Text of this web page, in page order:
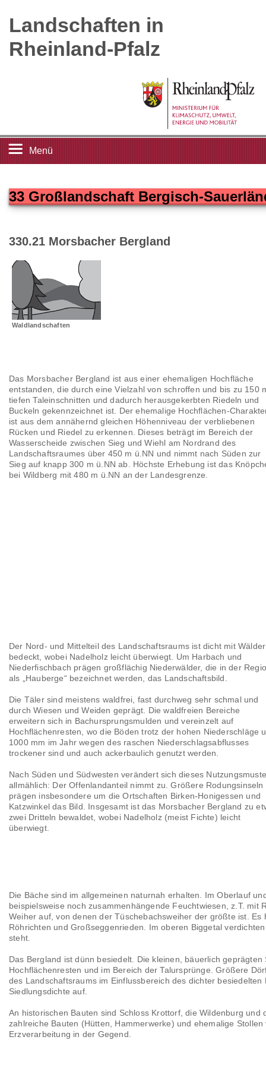
Landschaften in
Rheinland-Pfalz
Menü
Landschaftsleitbilder
Großlandschaften
Landschaftsräume
Glossar
33 Großlandschaft Bergisch-
330.21 Morsbacher Bergland
Waldlandschaften
Das Morsbacher Bergland ist aus einer ehemaligen Hochfläche
entstanden, die durch eine Vielzahl von schroffen und bis zu 150
tiefen Taleinschnitten und dadurch herausgekerbten Riedeln und
Buckeln gekennzeichnet ist. Der ehemalige Hochflächen-
ist aus dem annähernd gleichen Höhenniveau der verbliebenen
Rücken und Riedel zu erkennen. Dieses beträgt im Bereich der
Wasserscheide zwischen Sieg und Wiehl am Nordrand des
Landschaftsraumes über 450 m ü.NN und nimmt nach Süden zur
Sieg auf knapp 300 m ü.NN ab. Höchste Erhebung ist das
bei Wildberg mit 480 m ü.NN an der Landesgrenze.
Der Nord- und Mittelteil des Landschaftsraums ist dicht mit
bedeckt, wobei Nadelholz leicht überwiegt. Um Harbach und
Niederfischbach prägen großflächig Niederwälder, die in der
als „Hauberge“ bezeichnet werden, das Landschaftsbild.
Die Täler sind meistens waldfrei, fast durchweg sehr schmal und
durch Wiesen und Weiden geprägt. Die waldfreien Bereiche
erweitern sich in Bachursprungsmulden und vereinzelt auf
Hochflächenresten, wo die Böden trotz der hohen Niederschläge
1000 mm im Jahr wegen des raschen Niederschlagsabflusses
trockener sind und auch ackerbaulich genutzt werden.
Nach Süden und Südwesten verändert sich dieses
allmählich: Der Offenlandanteil nimmt zu. Größere Rodungsinseln
prägen insbesondere um die Ortschaften Birken-Honigessen und
Katzwinkel das Bild. Insgesamt ist das Morsbacher Bergland zu
zwei Dritteln bewaldet, wobei Nadelholz (meist Fichte) leicht
überwiegt.
Die Bäche sind im allgemeinen naturnah erhalten. Im Oberlauf
beispielsweise noch zusammenhängende Feuchtwiesen, z.T.
Weiher auf, von denen der Tüschebachsweiher der größte ist.
Röhrichten und Großseggenrieden. Im oberen Biggetal
steht.
Das Bergland ist dünn besiedelt. Die kleinen, bäuerlich
Hochflächenresten und im Bereich der Talursprünge. Größere
des Landschaftsraums im Einflussbereich des dichter
Siedlungsdichte auf.
An historischen Bauten sind Schloss Krottorf, die Wildenburg
zahlreiche Bauten (Hütten, Hammerwerke) und ehemalige
Erzverarbeitung in der Gegend.